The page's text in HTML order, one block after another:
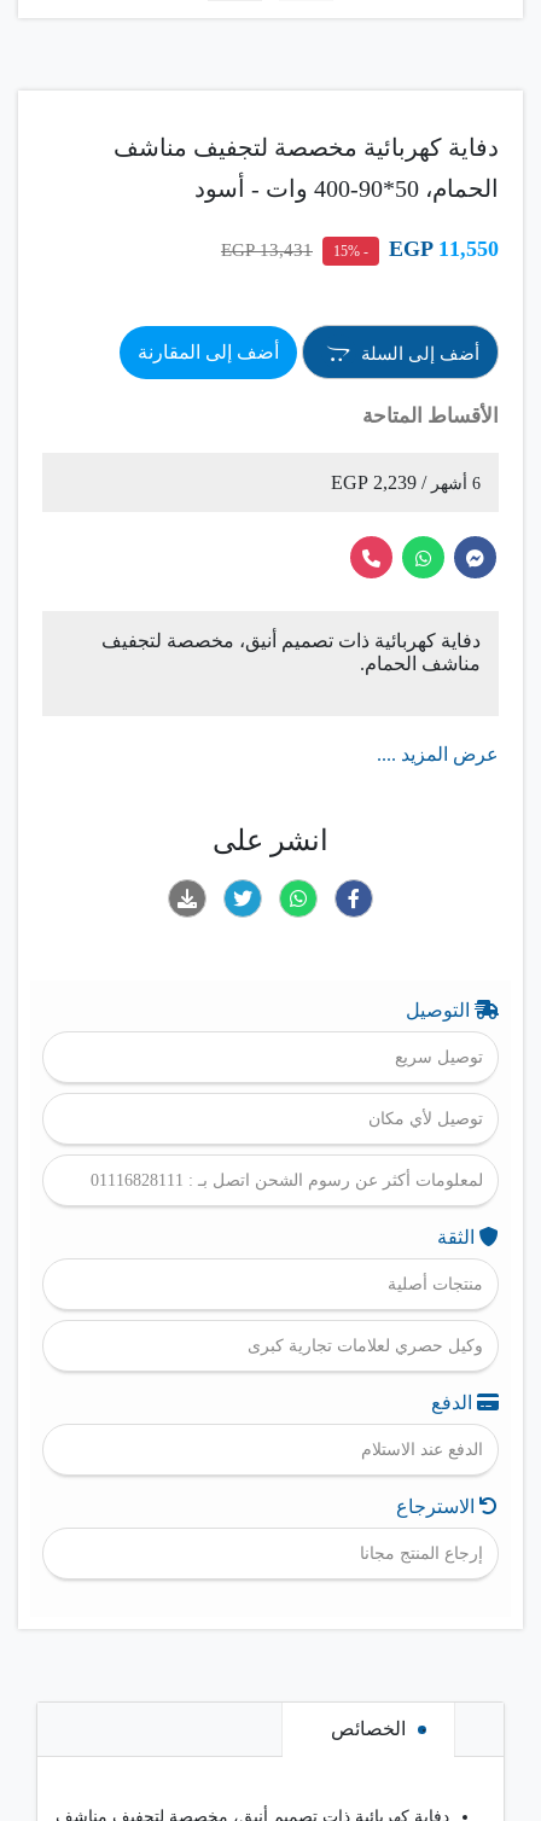
دفاية كهربائية مخصصة لتجفيف مناشف
الحمام، 50*90-400 وات - أسود
11,550
EGP
- 15%
13,431 EGP
أضف إلى السلة أضف إلى المقارنة
الأقساط المتاحة
6 أشهر / 2,239 EGP
دفاية كهربائية ذات تصميم أنيق، مخصصة لتجفيف
مناشف الحمام.
عرض المزيد ....
انشر على
التوصيل
توصيل سريع
توصيل لأي مكان
لمعلومات أكثر عن رسوم الشحن اتصل بـ : 01116828111
الثقة
منتجات أصلية
وكيل حصري لعلامات تجارية كبرى
الدفع
الدفع عند الاستلام
الاسترجاع
إرجاع المنتج مجانا
الخصائص
دفاية كهربائية ذات تصميم أنيق، مخصصة لتجفيف مناشف